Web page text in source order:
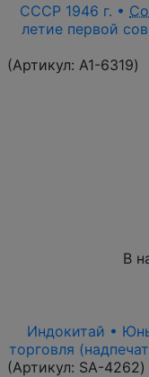
СССР 1946 г. •
летие первой
(Артикул: A1-6319)
В
Индокитай •
торговля
(Артикул: SA-4262)